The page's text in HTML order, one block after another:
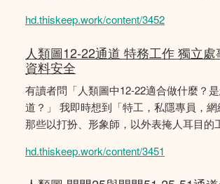
hd.thiskeep.work/content/3452
人類圖12-22通道 特務工作 獨立處
資料安全
有讀者問「人類圖中12-22適合做什麼？
道？」 我即時想到「特工，私隱專員，
那些以打扮、形象師，以外表掩人耳目的
hd.thiskeep.work/content/3451